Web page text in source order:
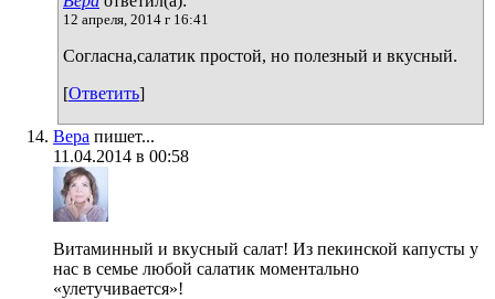
12 апреля, 2014 г 16:41
Согласна,салатик простой, но полезный и вкусный.
[Ответить]
Вера пишет...
11.04.2014 в 00:58
Витаминный и вкусный салат! Из пекинской капусты у
нас в семье любой салатик моментально
«улетучивается»!